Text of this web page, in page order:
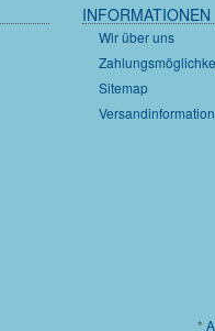
INFORMATIONEN
Wir über uns
Sitemap
*